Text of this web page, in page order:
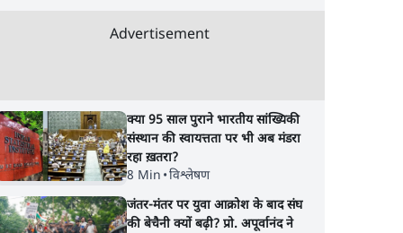
Advertisement
क्या 95 साल पुराने भारतीय सांख्यिकी
संस्थान की स्वायत्तता पर भी अब मंडरा
रहा ख़तरा?
8 Min •विश्लेषण
जंतर-मंतर पर युवा आक्रोश के बाद संघ
की बेचैनी क्यों बढ़ी? प्रो. अपूर्वानंद ने